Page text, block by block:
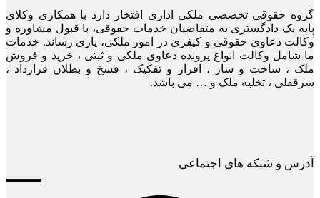
گروه حقوقی تخصصی ملکی اداری افتخار دارد با همکاری وکلای
پایه یک دادگستری به متقاضیان خدمات حقوقی، با قبول مشاوره و
وکالت دعاوی حقوقی و کیفری در امور ملکی، یاری رساند. خدمات
ما شامل وکالت انواع پرونده دعاوی ملکی و ثبتی ، خرید و فروش
ملک ، ساخت و ساز ، افراز و تفکیک ، فسخ و بطلان قرارداد ،
سرقفلی ، تخلیه ملک و … می باشد.
آدرس و شبکه های اجتماعی